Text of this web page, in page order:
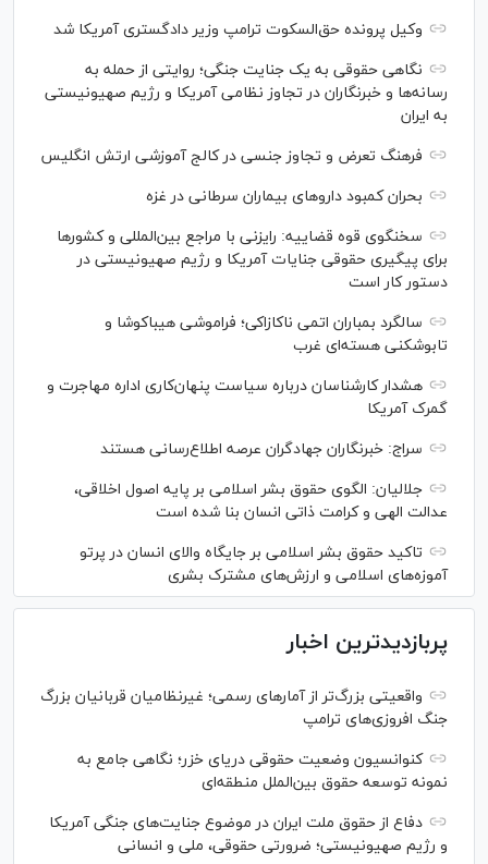
وکیل پرونده حق‌السکوت ترامپ وزیر دادگستری آمریکا شد
نگاهی حقوقی به یک جنایت جنگی؛ روایتی از حمله به
رسانه‌ها و خبرنگاران در تجاوز نظامی آمریکا و رژیم صهیونیستی
به ایران
فرهنگ تعرض و تجاوز جنسی در کالج آموزشی ارتش انگلیس
بحران کمبود دارو‌های بیماران سرطانی در غزه
سخنگوی قوه قضاییه: رایزنی‌ با مراجع بین‌المللی و کشور‌ها
برای پیگیری حقوقی جنایات آمریکا و رژیم صهیونیستی در
دستور کار است
سالگرد بمباران اتمی ناکازاکی؛ فراموشی هیباکوشا و
تابوشکنی هسته‌ای غرب
هشدار کارشناسان درباره سیاست پنهان‌کاری اداره مهاجرت و
گمرک آمریکا
سراج: خبرنگاران جهادگران عرصه اطلاع‌رسانی هستند
جلالیان: الگوی حقوق بشر اسلامی بر پایه اصول اخلاقی،
عدالت الهی و کرامت ذاتی انسان بنا شده است
تاکید حقوق بشر اسلامی بر جایگاه والای انسان در پرتو
آموزه‌های اسلامی و ارزش‌های مشترک بشری
پربازدیدترین اخبار
واقعیتی بزرگ‌تر از آمار‌های رسمی؛ غیرنظامیان قربانیان بزرگ
جنگ افروزی‌های ترامپ
کنوانسیون وضعیت حقوقی دریای خزر؛ نگاهی جامع به
نمونه توسعه حقوق بین‌الملل منطقه‌ای
دفاع از حقوق ملت ایران در موضوع جنایت‌های جنگی آمریکا
و رژیم صهیونیستی؛ ضرورتی حقوقی، ملی و انسانی